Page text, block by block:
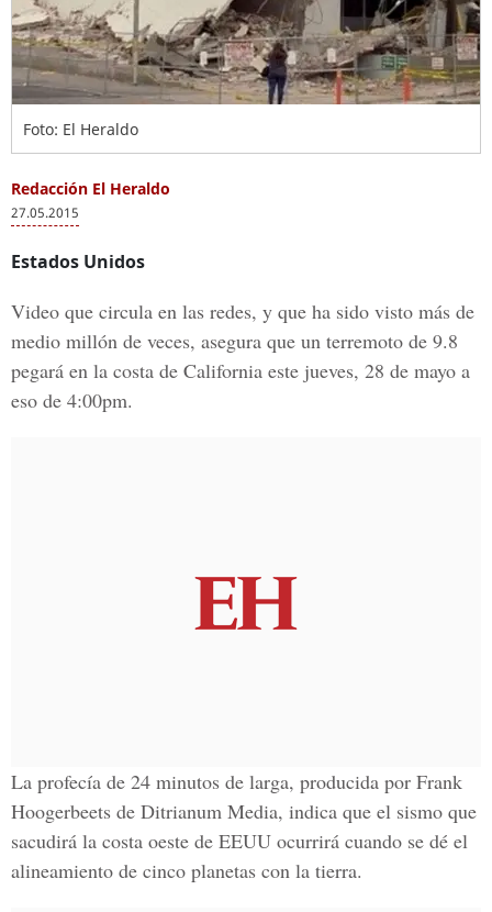
Foto: El Heraldo
Redacción El Heraldo
27.05.2015
Estados Unidos
Video que circula en las redes, y que ha sido visto más de
medio millón de veces, asegura que un terremoto de 9.8
pegará en la costa de California este jueves, 28 de mayo a
eso de 4:00pm.
La profecía de 24 minutos de larga, producida por Frank
Hoogerbeets de Ditrianum Media, indica que el sismo que
sacudirá la costa oeste de EEUU ocurrirá cuando se dé el
alineamiento de cinco planetas con la tierra.